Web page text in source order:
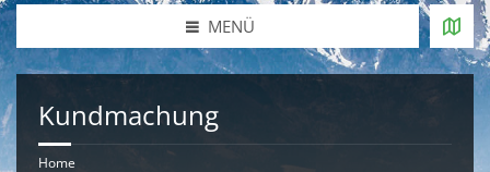
MENÜ
Kundmachung
Home